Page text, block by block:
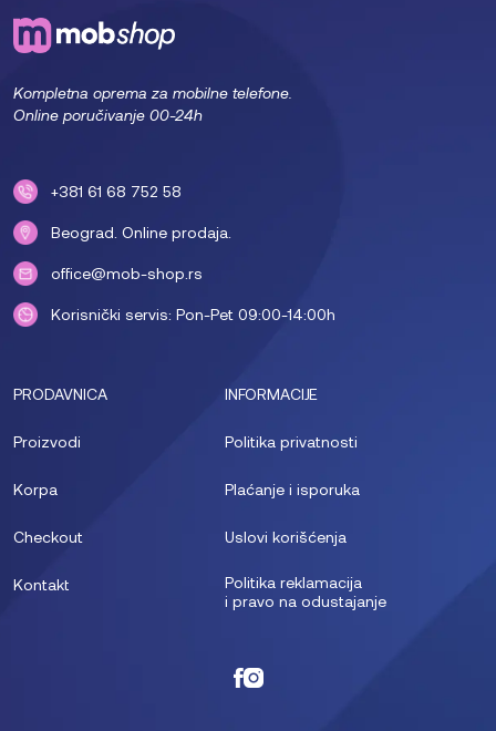
Kompletna oprema za mobilne telefone.
Online poručivanje 00-24h
+381 61 68 752 58
Beograd. Online prodaja.
office@mob-shop.rs
Korisnički servis: Pon-Pet 09:00-14:00h
PRODAVNICA
Proizvodi
Korpa
Checkout
Kontakt
INFORMACIJE
Politika privatnosti
Plaćanje i isporuka
Uslovi korišćenja
Politika reklamacija
i pravo na odustajanje